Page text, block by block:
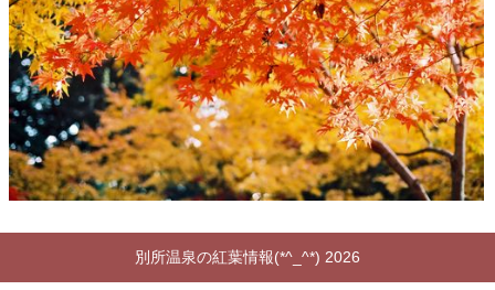
別所温泉の紅葉情報(*^_^*) 2026